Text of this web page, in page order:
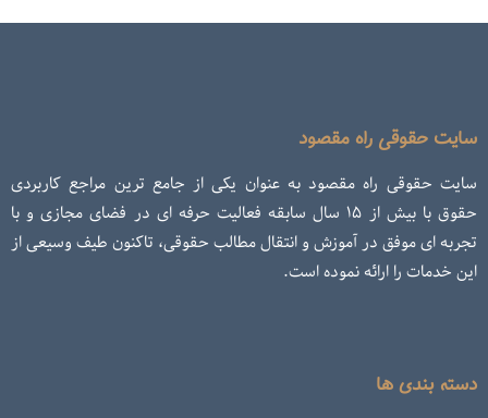
سایت حقوقی راه مقصود
سایت حقوقی راه مقصود به عنوان یکی از جامع ترین مراجع کاربردی
حقوق با بیش از ۱۵ سال سابقه فعالیت حرفه ای در فضای مجازی و با
تجربه ای موفق در آموزش و انتقال مطالب حقوقی، تاکنون طیف وسیعی از
این خدمات را ارائه نموده است.
دسته بندی ها